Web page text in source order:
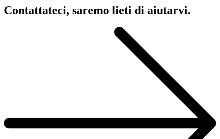
Contattateci, saremo lieti di aiutarvi.